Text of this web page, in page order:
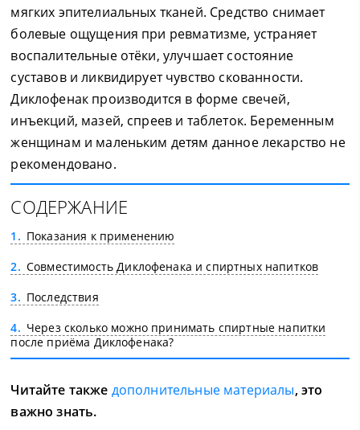
мягких эпителиальных тканей. Средство снимает
болевые ощущения при ревматизме, устраняет
воспалительные отёки, улучшает состояние
суставов и ликвидирует чувство скованности.
Диклофенак производится в форме свечей,
инъекций, мазей, спреев и таблеток. Беременным
женщинам и маленьким детям данное лекарство не
рекомендовано.
СОДЕРЖАНИЕ
1
Показания к применению
2
Совместимость Диклофенака и спиртных напитков
3
Последствия
4
Через сколько можно принимать спиртные напитки
после приёма Диклофенака?
Читайте также дополнительные материалы, это
важно знать.